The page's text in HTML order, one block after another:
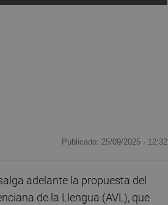
Publicado: 25/09/2025 · 12:32
adelante la propuesta del
de la Llengua (AVL), que